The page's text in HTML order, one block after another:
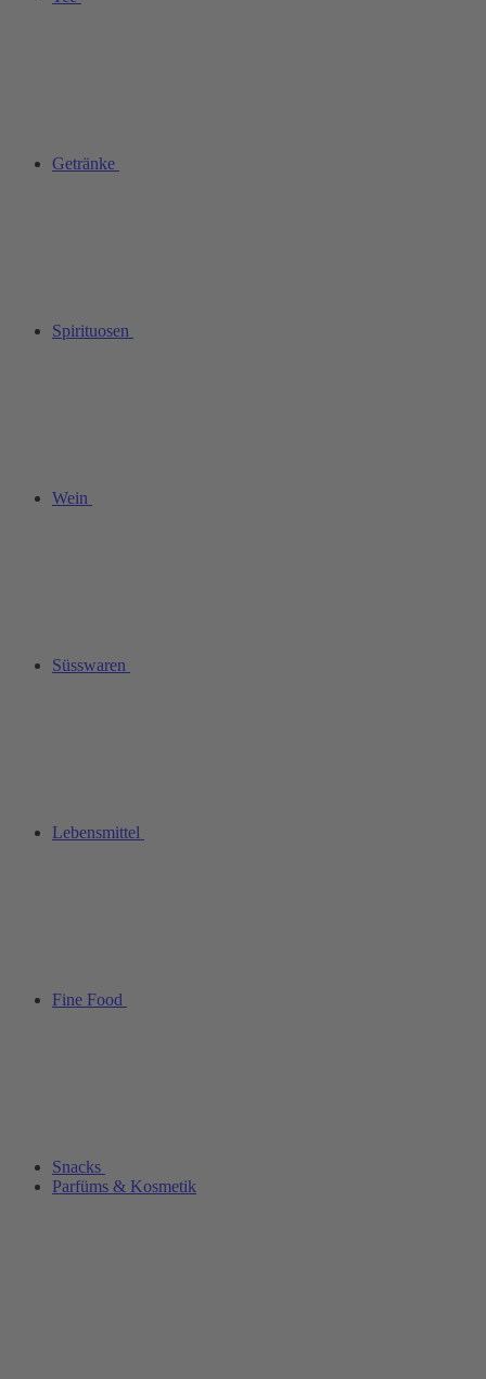
Getränke
Spirituosen
Wein
Süsswaren
Lebensmittel
Fine Food
Snacks
Parfüms & Kosmetik